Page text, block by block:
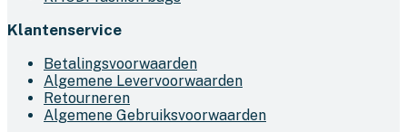
Klantenservice
Betalingsvoorwaarden
Algemene Levervoorwaarden
Retourneren
Algemene Gebruiksvoorwaarden